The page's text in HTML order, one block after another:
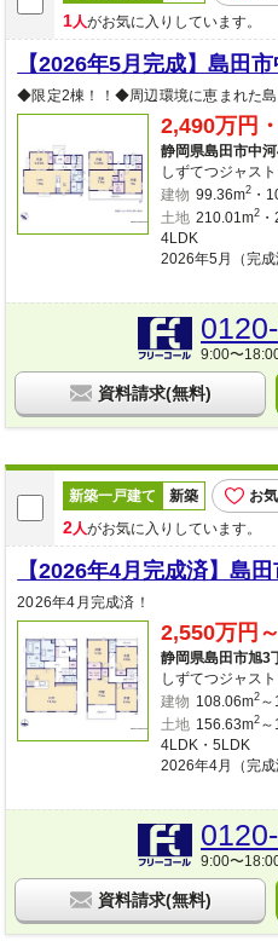
1人がお気に入りしています。
【2026年5月完成】島田
◆限定2棟！！◆周辺環境に恵まれた島
2,490万円
静岡県島田市中
しずてつジャス
建物 99.36m2・
土地 210.01m2・
4LDK
2026年5月（完成
9:00〜
資料請求(無料)
新築一戸建て 新築 お
2人がお気に入りしています。
【2026年4月完成済】島
2026年4月完成済！
2,550万円
静岡県島田市旭3
しずてつジャス
建物 108.06m2～
土地 156.63m2～
4LDK・5LDK
2026年4月（完成
9:00〜
資料請求(無料)